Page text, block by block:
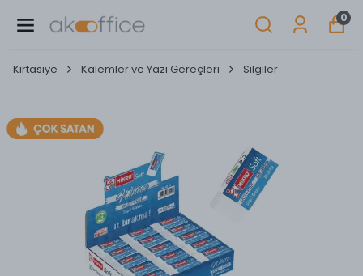
0
Kırtasiye Kalemler ve Yazı Gereçleri Silgiler